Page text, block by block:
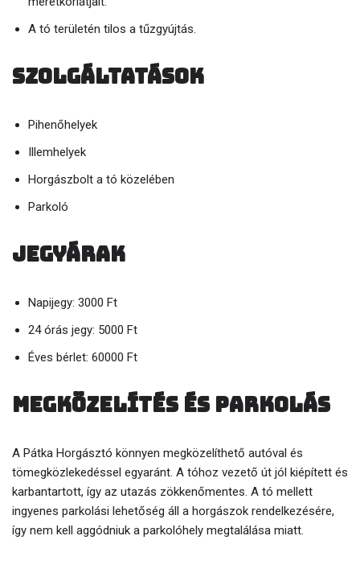
A tó területén tilos a tűzgyújtás.
Szolgáltatások
Pihenőhelyek
Illemhelyek
Horgászbolt a tó közelében
Parkoló
Jegyárak
Napijegy: 3000 Ft
24 órás jegy: 5000 Ft
Éves bérlet: 60000 Ft
Megközelítés és parkolás
A Pátka Horgásztó könnyen megközelíthető autóval és
tömegközlekedéssel egyaránt. A tóhoz vezető út jól kiépített és
karbantartott, így az utazás zökkenőmentes. A tó mellett
ingyenes parkolási lehetőség áll a horgászok rendelkezésére,
így nem kell aggódniuk a parkolóhely megtalálása miatt.